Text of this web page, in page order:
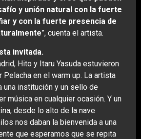
y unión natural con la fuerte
y con la fuerte presencia de
”, cuenta el artista.
invitada.
Hito y Itaru Yasuda estuvieron
Pelacha en el warm up. La artista
una institución y un sello de
música en cualquier ocasión. Y un
desde lo alto de la nave
nos daban la bienvenida a una
que esperamos que se repita